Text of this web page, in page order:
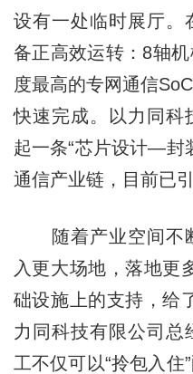
设有一处临时展厅。
备正高效运转：8轴
度最高的专网通信
快速完成。以力同科
起一条“芯片设计—封
通信产业链，目前已
随着产业空间不
入更大场地，落地更
础设施上的支持，给
力同科技有限公司总
工不仅可以“拎包入住